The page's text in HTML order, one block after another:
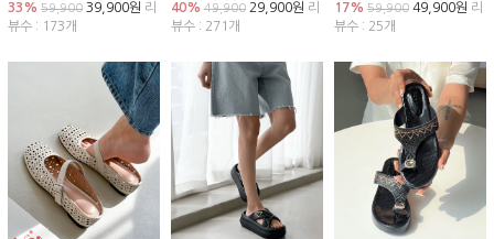
33% 59,900 39,900원 리
뷰수 : 173개
40% 49,90029,900원 리
뷰수 : 271개
17% 59,90049,900원 리
뷰수 : 25개